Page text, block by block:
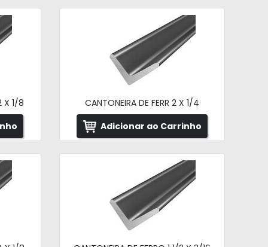
X 1/8
CANTONEIRA DE FERR 2 X 1/4
Adicionar ao Carrinho